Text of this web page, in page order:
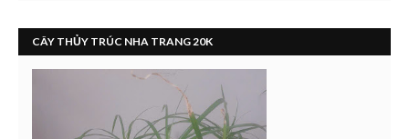
CÂY THỦY TRÚC NHA TRANG 20K